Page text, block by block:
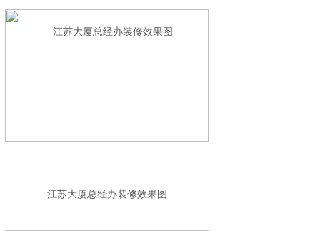
江苏大厦总经办装修效果图